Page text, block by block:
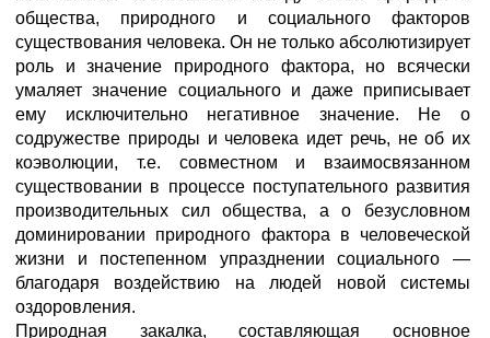
общества, природного и социального факторов
существования человека. Он не только абсолютизирует
роль и значение природного фактора, но всячески
умаляет значение социального и даже приписывает
ему исключительно негативное значение. Не о
содружестве природы и человека идет речь, не об их
коэволюции, т.е. совместном и взаимосвязанном
существовании в процессе поступательного развития
производительных сил общества, а о безусловном
доминировании природного фактора в человеческой
жизни и постепенном упразднении социального —
благодаря воздействию на людей новой системы
оздоровления.
Природная закалка, составляющая основное